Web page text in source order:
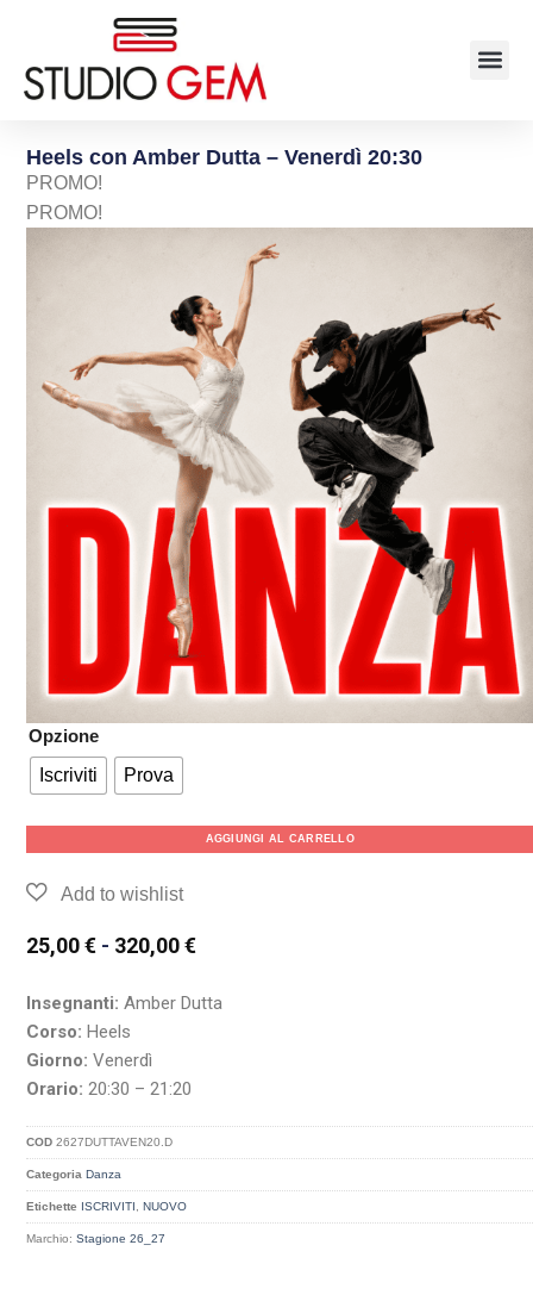
Heels con Amber Dutta – Venerdì 20:30
PROMO!
PROMO!
Opzione
Iscriviti
Prova
AGGIUNGI AL CARRELLO
25,00€ - 320,00€
Insegnanti: Amber Dutta
Corso: Heels
Giorno: Venerdì
Orario: 20:30 – 21:20
COD2627DUTTAVEN20.D
Categoria Danza
Etichette ISCRIVITI , NUOVO
Marchio:Stagione 26_27